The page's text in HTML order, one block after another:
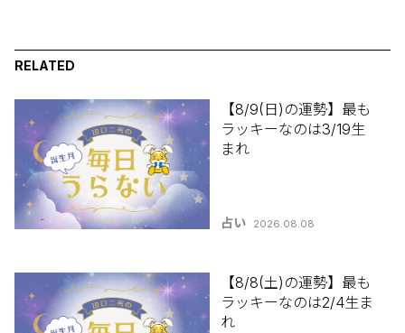
RELATED
【8/9(日)の運勢】最も
ラッキーなのは3/19生
まれ
占い 2026.08.08
【8/8(土)の運勢】最も
ラッキーなのは2/4生ま
れ